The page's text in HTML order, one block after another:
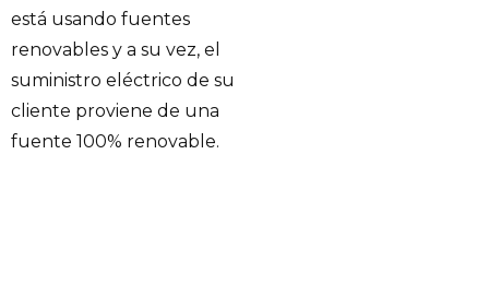
está usando fuentes
renovables y a su vez, el
suministro eléctrico de su
cliente proviene de una
fuente 100% renovable.